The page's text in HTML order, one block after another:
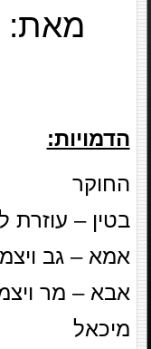
מאת:
הדמויות:
החוקר
בטין – עוזרת
אמא – גב
אבא – מר
מיכאל